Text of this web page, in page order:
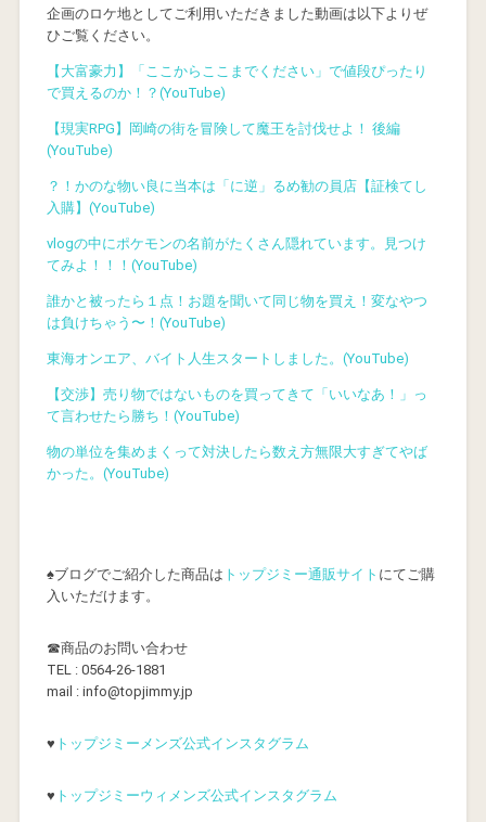
企画のロケ地としてご利用いただきました動画は以下よりぜ
ひご覧ください。
【大富豪力】「ここからここまでください」で値段ぴったり
で買えるのか！？(YouTube)
【現実RPG】岡崎の街を冒険して魔王を討伐せよ！ 後編
(YouTube)
？！かのな物い良に当本は「に逆」るめ勧の員店【証検てし
入購】(YouTube)
vlogの中にポケモンの名前がたくさん隠れています。見つけ
てみよ！！！(YouTube)
誰かと被ったら１点！お題を聞いて同じ物を買え！変なやつ
は負けちゃう〜！(YouTube)
東海オンエア、バイト人生スタートしました。(YouTube)
【交渉】売り物ではないものを買ってきて「いいなあ！」っ
て言わせたら勝ち！(YouTube)
物の単位を集めまくって対決したら数え方無限大すぎてやば
かった。(YouTube)
♠ブログでご紹介した商品は トップジミー通販サイト にてご購
入いただけます。
☎商品のお問い合わせ
TEL : 0564-26-1881
mail : info@topjimmy.jp
♥ トップジミーメンズ公式インスタグラム
♥ トップジミーウィメンズ公式インスタグラム